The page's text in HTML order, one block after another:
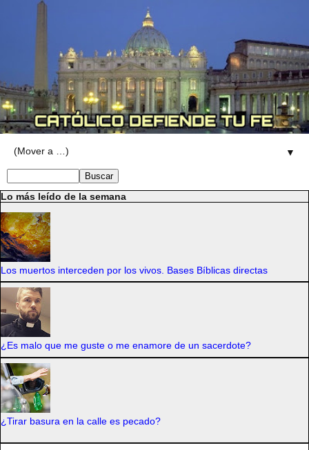
▼
Lo más leído de la semana
Los muertos interceden por los vivos. Bases Bíblicas directas
¿Es malo que me guste o me enamore de un sacerdote?
¿Tirar basura en la calle es pecado?